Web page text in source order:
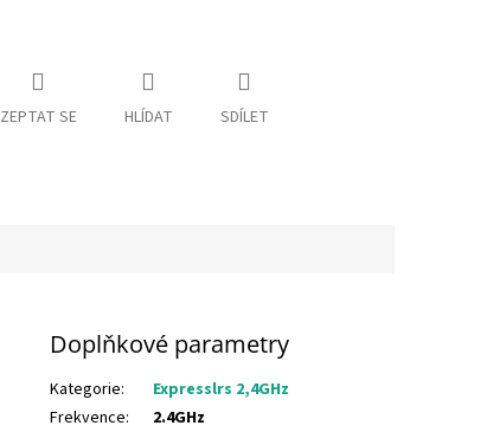
ZEPTAT SE HLÍDAT SDÍLET
Doplňkové parametry
Kategorie:
Expresslrs 2,4GHz
Frekvence:
2.4GHz